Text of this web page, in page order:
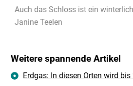
Auch das Schloss ist ein
Janine Teelen
Weitere spannende Artikel
Erdgas: In diesen Orten wird